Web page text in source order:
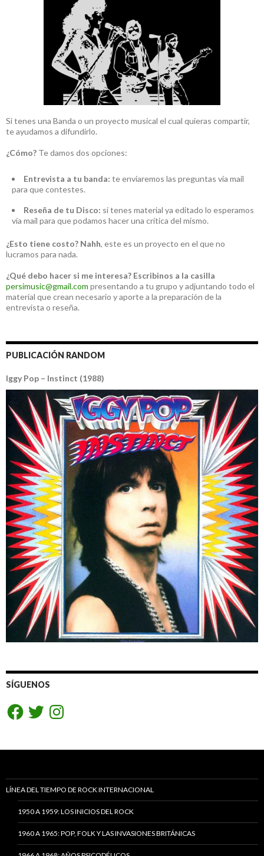
Si tenes una Banda o un proyecto musical el cual quieras compartir,
te ayudamos a difundirlo.
¿Cómo? Te damos dos opciones:
Entrevista a tu banda: te enviaremos las preguntas vía mail
para que contestes.
Reseña de tu Disco: si tenes material ya editado lo esperamos
vía mail para que podamos hacer una crítica del mismo.
¿Esto tiene costo? Nahh, este es un proyecto en el que no
lucramos para nada.
¿Qué debo hacer si me interesa? Escribinos a la casilla
persimusic@gmail.com presentando a tu grupo y adjuntando todo el
material que crean necesario y aporte a la preparación de la
entrevista o reseña.
PUBLICACIÓN RANDOM
Iggy Pop – Instinct (1988)
SÍGUENOS
FacebookTwitterInstagram
LÍNEA DEL TIEMPO DE ROCK INTERNACIONAL
1950 A 1959: LOS INICIOS DEL ROCK
1960 A 1965: POP, FOLK Y LAS INVASIONES BRITÁNICAS